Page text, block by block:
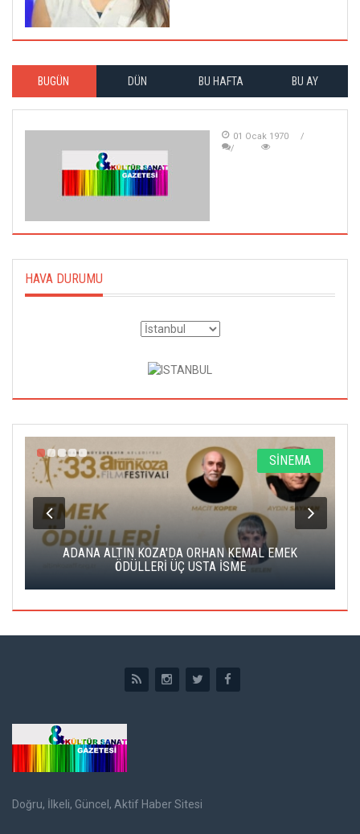
BUGÜN DÜN BU HAFTA BU AY
01 Ocak 1970
HAVA DURUMU
SİNEMA
ADANA ALTIN KOZA'DA ORHAN KEMAL EMEK
ÖDÜLLERİ ÜÇ USTA İSME
Doğru, İlkeli, Güncel, Aktif Haber Sitesi